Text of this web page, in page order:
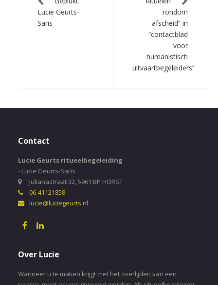
Lucie Geurts-
Saris
rondom
afscheid” in
“contactblad
voor
humanistisch
uitvaartbegeleiders”
Contact
Lucie Geurts ritueelbegeleiding
- Lucie Geurts-Saris
Julianastraat 32, 5961 BP HORST
06-41121858
lucie@luciegeurts.nl
Over Lucie
Wanneer u te maken krijgt met het overlijden van een